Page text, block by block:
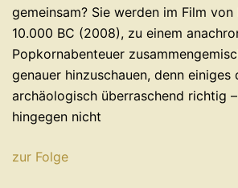
gemeinsam? Sie werden im Film von
10.000 BC (2008), zu einem
Popkornabenteuer
genauer hinzuschauen, denn einiges
archäologisch überraschend richtig
hingegen nicht
zur Folge